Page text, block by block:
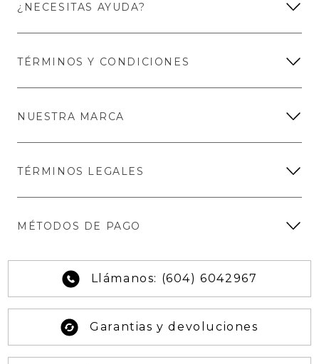
¿NECESITAS AYUDA?
TÉRMINOS Y CONDICIONES
NUESTRA MARCA
TÉRMINOS LEGALES
MÉTODOS DE PAGO
Llámanos: (604) 6042967
Garantias y devoluciones